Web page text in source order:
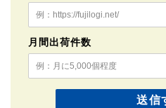
月間出荷件数